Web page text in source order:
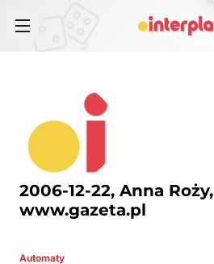
2006-12-22, Anna Roży,
www.gazeta.pl
Automaty